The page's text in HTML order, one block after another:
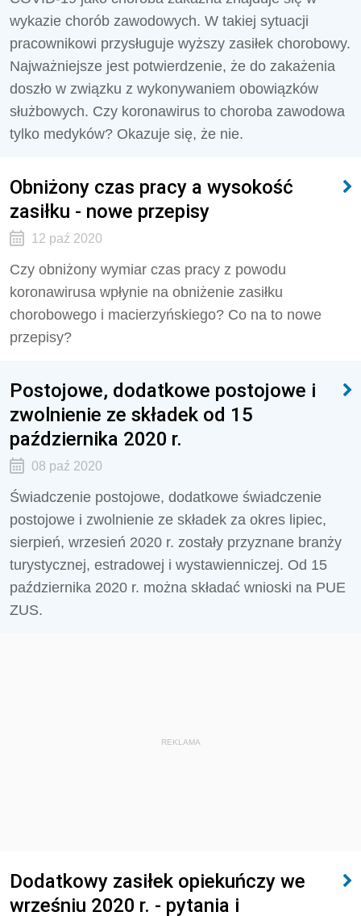
wykazie chorób zawodowych. W takiej sytuacji
pracownikowi przysługuje wyższy zasiłek chorobowy.
Najważniejsze jest potwierdzenie, że do zakażenia
doszło w związku z wykonywaniem obowiązków
służbowych. Czy koronawirus to choroba zawodowa
tylko medyków? Okazuje się, że nie.
Obniżony czas pracy a wysokość
zasiłku - nowe przepisy
12 paź 2020
Czy obniżony wymiar czas pracy z powodu
koronawirusa wpłynie na obniżenie zasiłku
chorobowego i macierzyńskiego? Co na to nowe
przepisy?
Postojowe, dodatkowe postojowe i
zwolnienie ze składek od 15
października 2020 r.
08 paź 2020
Świadczenie postojowe, dodatkowe świadczenie
postojowe i zwolnienie ze składek za okres lipiec,
sierpień, wrzesień 2020 r. zostały przyznane branży
turystycznej, estradowej i wystawienniczej. Od 15
października 2020 r. można składać wnioski na PUE
ZUS.
REKLAMA
Dodatkowy zasiłek opiekuńczy we
wrześniu 2020 r. - pytania i